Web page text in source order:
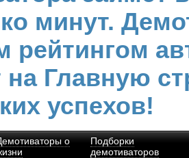
минут.
рейтингом
на Главную
успехов!
о
Подборки
демотиваторов